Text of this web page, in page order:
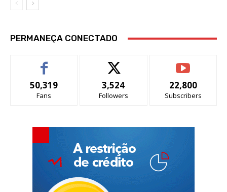
PERMANEÇA CONECTADO
50,319
Fans
3,524
Followers
22,800
Subscribers